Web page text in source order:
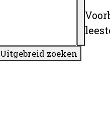
Uitgebreid zoeken